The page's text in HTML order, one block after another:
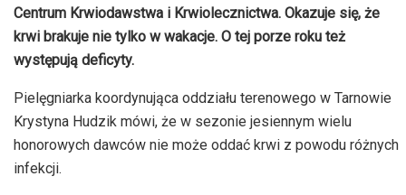
Centrum Krwiodawstwa i Krwiolecznictwa. Okazuje się, że
krwi brakuje nie tylko w wakacje. O tej porze roku też
występują deficyty.
Pielęgniarka koordynująca oddziału terenowego w Tarnowie
Krystyna Hudzik mówi, że w sezonie jesiennym wielu
honorowych dawców nie może oddać krwi z powodu różnych
infekcji.